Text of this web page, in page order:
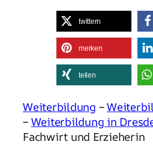
twittern
merken
teilen
Weiterbildung –
–Weiterbildung in
Fachwirt und Erzieherin